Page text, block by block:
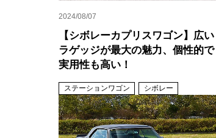
2024/08/07
【シボレーカプリスワゴン】広い
ラゲッジが最大の魅力、個性的で
実用性も高い！
ステーションワゴン シボレー